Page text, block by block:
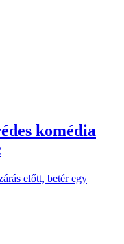
komédia
előtt, betér egy